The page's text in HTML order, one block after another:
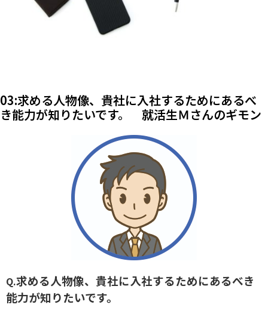
03:求める人物像、貴社に入社するためにあるべ
き能力が知りたいです。 就活生Ｍさんのギモン
Q.求める人物像、貴社に入社するためにあるべき
能力が知りたいです。